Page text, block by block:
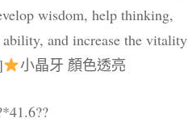
wisdom, help thinking,
and increase the vitality
小晶牙 顏色透亮